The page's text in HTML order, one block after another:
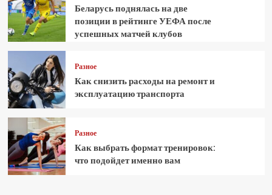
Беларусь поднялась на две
позиции в рейтинге УЕФА после
успешных матчей клубов
Разное
Как снизить расходы на ремонт и
эксплуатацию транспорта
Разное
Как выбрать формат тренировок:
что подойдет именно вам